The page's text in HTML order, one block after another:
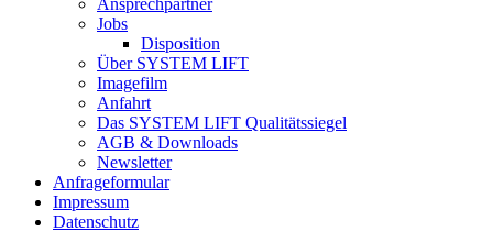
Ansprechpartner
Jobs
Disposition
Über SYSTEM LIFT
Imagefilm
Anfahrt
Das SYSTEM LIFT Qualitätssiegel
AGB & Downloads
Newsletter
Anfrageformular
Impressum
Datenschutz